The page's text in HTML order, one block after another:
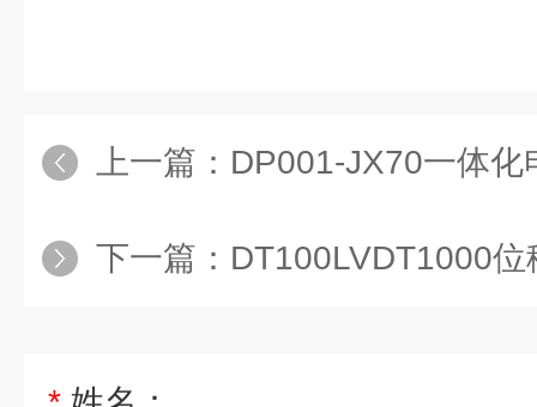
上一篇： DP001-JX70一体化
下一篇： DT100LVDT1000位